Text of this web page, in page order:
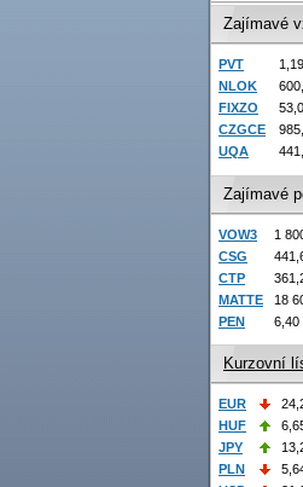
Zajímavé
PVT 1,19
NLOK
FIXZO
CZGCE
UQA
Zajímavé
VOW3 1
CSG
CTP
MATTE
18
PEN
6,40
Kurzovní
EUR
HUF
JPY
PLN